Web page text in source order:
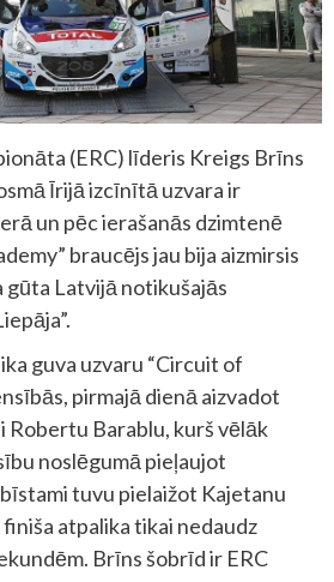
(ERC) līderis Kreigs Brīns
Īrijā izcīnītā uzvara ir
un pēc ierašanās dzimtenē
braucējs jau bija aizmirsis
gūta Latvijā notikušajās
guva uzvaru “Circuit of
pirmajā dienā aizvadot
Robertu Barablu, kurš vēlāk
noslēgumā pieļaujot
tuvu pielaižot Kajetanu
atpalika tikai nedaudz
Brīns šobrīd ir ERC